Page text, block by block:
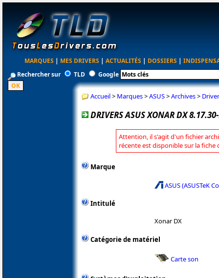
MARQUES | MES DRIVERS | ACTUALITÉS | DOSSIERS |
Rechercher sur
TLD Google
Accueil> Marques>ASUS>Archives>
DRIVERS ASUS XONAR DX
Attention, il s'agit d'un fichier
récente est disponible sur la fiche
Marque
ASUS (ASUSTeK
Intitulé
Xonar DX
Catégorie de matériel
Carte son